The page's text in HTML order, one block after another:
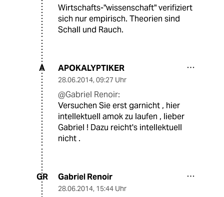
Wirtschafts-"wissenschaft" verifiziert
sich nur empirisch. Theorien sind
Schall und Rauch.
A APOKALYPTIKER
28.06.2014, 09:27 Uhr
@Gabriel Renoir:
Versuchen Sie erst garnicht , hier
intellektuell amok zu laufen , lieber
Gabriel ! Dazu reicht's intellektuell
nicht .
GR Gabriel Renoir
28.06.2014, 15:44 Uhr